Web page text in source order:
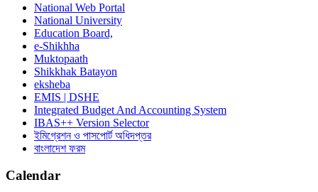
National Web Portal
National University
Education Board,
e-Shikhha
Muktopaath
Shikkhak Batayon
eksheba
EMIS | DSHE
Integrated Budget And Accounting System
IBAS++ Version Selector
ইমিগ্রেশন ও পাসপোর্ট অধিদপ্তর
বাংলাদেশ ফরম
Calendar